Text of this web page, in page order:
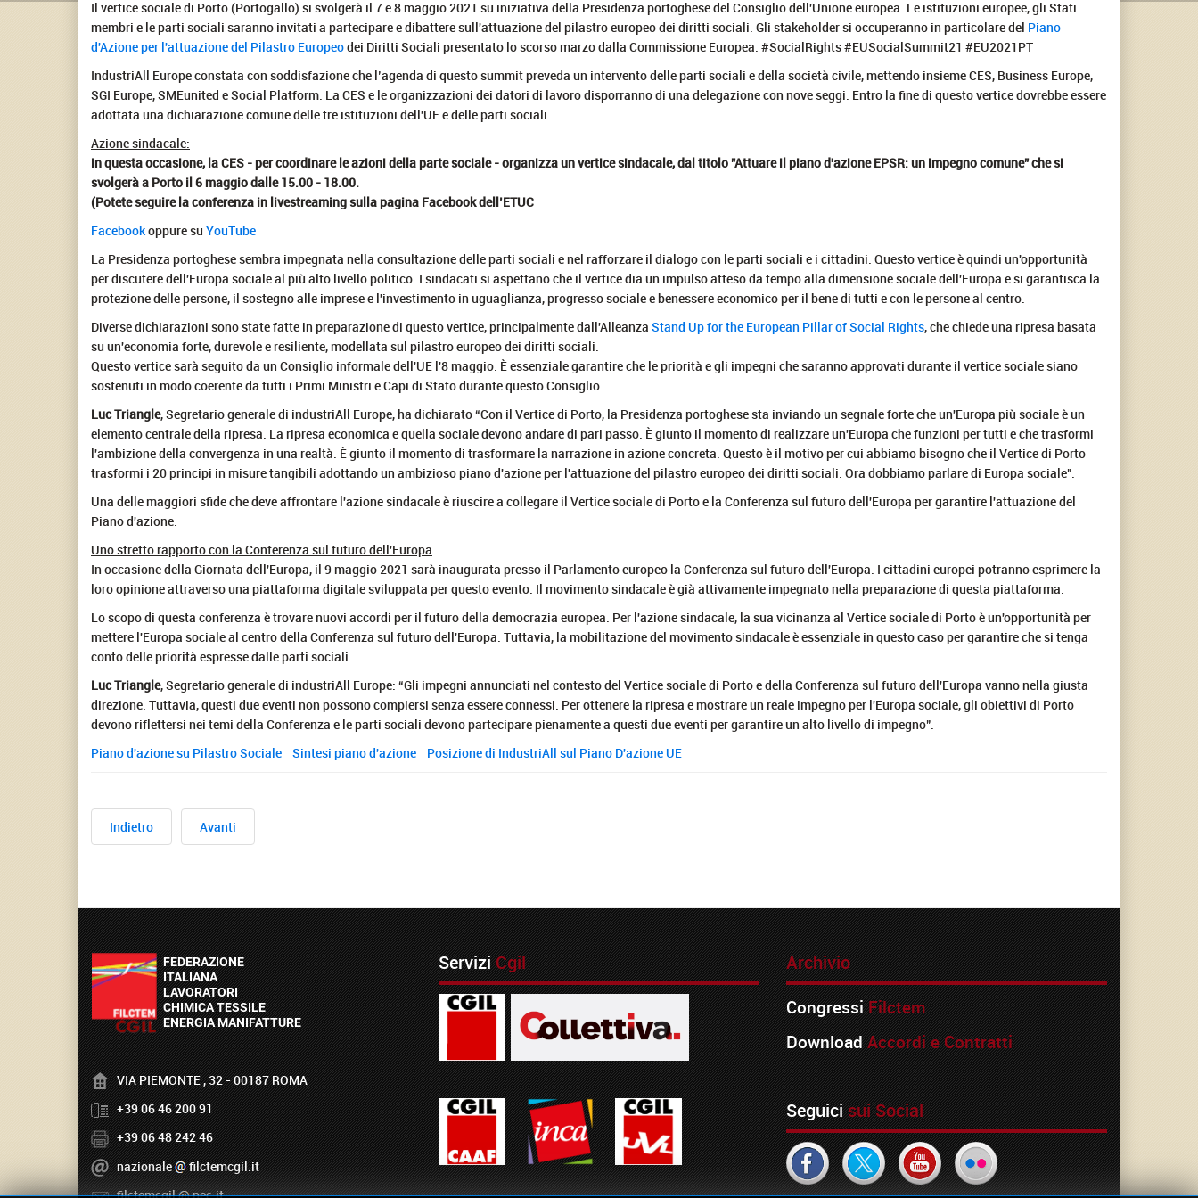
Il vertice sociale di Porto (Portogallo) si svolgerà il 7 e 8 maggio 2021 su iniziativa della Presidenza portoghese del Consiglio dell'Unione europea. Le istituzioni europee, gli Stati
membri e le parti sociali saranno invitati a partecipare e dibattere sull'attuazione del pilastro europeo dei diritti sociali. Gli stakeholder si occuperanno in particolare del Piano
d'Azione per l'attuazione del Pilastro Europeodei Diritti Sociali presentato lo scorso marzo dalla Commissione Europea. #SocialRights #EUSocialSummit21 #EU2021PT
IndustriAll Europe constata con soddisfazione che l’agenda di questo summit preveda un intervento delle parti sociali e della società civile, mettendo insieme CES, Business Europe,
SGI Europe, SMEunited e Social Platform. La CES e le organizzazioni dei datori di lavoro disporranno di una delegazione con nove seggi. Entro la fine di questo vertice dovrebbe essere
adottata una dichiarazione comune delle tre istituzioni dell'UE e delle parti sociali.
Azione sindacale:
in questa occasione, la CES - per coordinare le azioni della parte sociale - organizza un vertice sindacale, dal titolo "Attuare il piano d'azione EPSR: un impegno comune" che si
svolgerà a Porto il 6 maggio dalle 15.00 - 18.00.
(Potete seguire la conferenza in livestreaming sulla pagina Facebook dell’ETUC
Facebookoppure su YouTube
La Presidenza portoghese sembra impegnata nella consultazione delle parti sociali e nel rafforzare il dialogo con le parti sociali e i cittadini. Questo vertice è quindi un'opportunità
per discutere dell'Europa sociale al più alto livello politico. I sindacati si aspettano che il vertice dia un impulso atteso da tempo alla dimensione sociale dell'Europa e si garantisca la
protezione delle persone, il sostegno alle imprese e l'investimento in uguaglianza, progresso sociale e benessere economico per il bene di tutti e con le persone al centro.
Diverse dichiarazioni sono state fatte in preparazione di questo vertice, principalmente dall'Alleanza Stand Up for the European Pillar of Social Rights, che chiede una ripresa basata
su un'economia forte, durevole e resiliente, modellata sul pilastro europeo dei diritti sociali.
Questo vertice sarà seguito da un Consiglio informale dell'UE l'8 maggio. È essenziale garantire che le priorità e gli impegni che saranno approvati durante il vertice sociale siano
sostenuti in modo coerente da tutti i Primi Ministri e Capi di Stato durante questo Consiglio.
Luc Triangle, Segretario generale di industriAll Europe, ha dichiarato “Con il Vertice di Porto, la Presidenza portoghese sta inviando un segnale forte che un'Europa più sociale è un
elemento centrale della ripresa. La ripresa economica e quella sociale devono andare di pari passo. È giunto il momento di realizzare un'Europa che funzioni per tutti e che trasformi
l'ambizione della convergenza in una realtà. È giunto il momento di trasformare la narrazione in azione concreta. Questo è il motivo per cui abbiamo bisogno che il Vertice di Porto
trasformi i 20 principi in misure tangibili adottando un ambizioso piano d'azione per l'attuazione del pilastro europeo dei diritti sociali. Ora dobbiamo parlare di Europa sociale".
Una delle maggiori sfide che deve affrontare l'azione sindacale è riuscire a collegare il Vertice sociale di Porto e la Conferenza sul futuro dell'Europa per garantire l'attuazione del
Piano d'azione.
Uno stretto rapporto con la Conferenza sul futuro dell'Europa
In occasione della Giornata dell'Europa, il 9 maggio 2021 sarà inaugurata presso il Parlamento europeo la Conferenza sul futuro dell'Europa. I cittadini europei potranno esprimere la
loro opinione attraverso una piattaforma digitale sviluppata per questo evento. Il movimento sindacale è già attivamente impegnato nella preparazione di questa piattaforma.
Lo scopo di questa conferenza è trovare nuovi accordi per il futuro della democrazia europea. Per l'azione sindacale, la sua vicinanza al Vertice sociale di Porto è un'opportunità per
mettere l'Europa sociale al centro della Conferenza sul futuro dell'Europa. Tuttavia, la mobilitazione del movimento sindacale è essenziale in questo caso per garantire che si tenga
conto delle priorità espresse dalle parti sociali.
Luc Triangle, Segretario generale di industriAll Europe: “Gli impegni annunciati nel contesto del Vertice sociale di Porto e della Conferenza sul futuro dell'Europa vanno nella giusta
direzione. Tuttavia, questi due eventi non possono compiersi senza essere connessi. Per ottenere la ripresa e mostrare un reale impegno per l'Europa sociale, gli obiettivi di Porto
devono riflettersi nei temi della Conferenza e le parti sociali devono partecipare pienamente a questi due eventi per garantire un alto livello di impegno".
Piano d'azione su Pilastro Sociale
Sintesi piano d'azione Posizione di IndustriAll sul Piano D'azione UE
Indietro Avanti
VIA PIEMONTE , 32 - 00187 ROMA
+39 06 46 200 91
+39 06 48 242 46
nazionale
filctemcgil.it
ServiziCgil Archivio
Congressi Filctem
Download Accordi e Contratti
Seguicisui Social